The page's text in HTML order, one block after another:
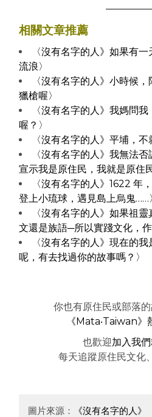
相關文章推薦
〈沒有名字的人》如果有一
流浪〉
〈沒有名字的人》小時候，
獵槍喔〉
〈沒有名字的人》我媽問我
喔？〉
〈沒有名字的人》平埔，不
〈沒有名字的人》我無法
宣示我是原住民，我就是原住
〈沒有名字的人》1622 年
登上小琉球，遇見島上烏鬼……
〈沒有名字的人》如果祖
文還是族語─所以實踐文化，作
〈沒有名字的人》現在的
呢，有去找過你的故事嗎？〉
你也有原住民或部落
《Mata‧Taiwan》
也歡迎加入我
每天追蹤原住民文化
圖片來源： 《沒有名字的人》